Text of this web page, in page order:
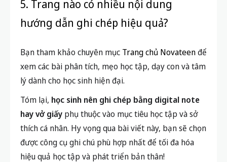
4. Những dòng máy hoặc phần mềm
Một số tablet như iPad, Samsung Galaxy Tab,
Microsoft Surface kết hợp các app như OneNote,
viên tin dùng.
5. Trang nào có nhiều nội dung
hướng dẫn ghi chép hiệu quả?